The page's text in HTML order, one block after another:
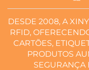
DESDE 2008, A
RFID,
CARTÕES,
PRODUTOS
SEGURANÇA